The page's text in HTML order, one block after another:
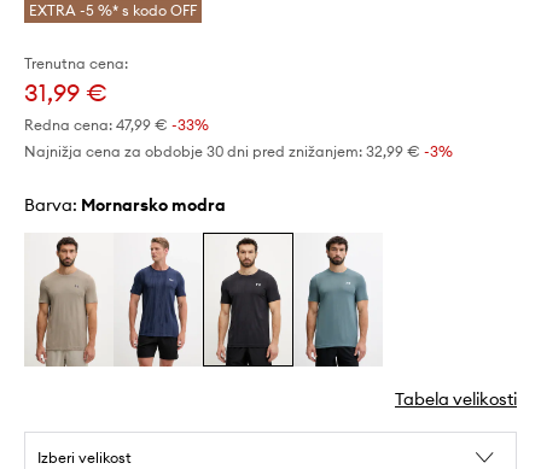
EXTRA -5 %* s kodo OFF
Trenutna cena:
31,99 €
Redna cena: 47,99 € -33%
Najnižja cena za obdobje 30 dni pred znižanjem: 32,99 € -3%
Barva: mornarsko modra
Tabela velikosti
Izberi velikost